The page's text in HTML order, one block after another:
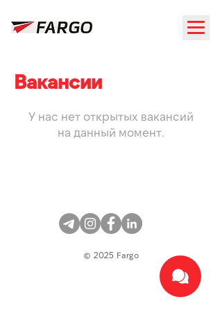
Вакансии
У нас нет открытых вакансий
на данный момент.
© 2025 Fargo